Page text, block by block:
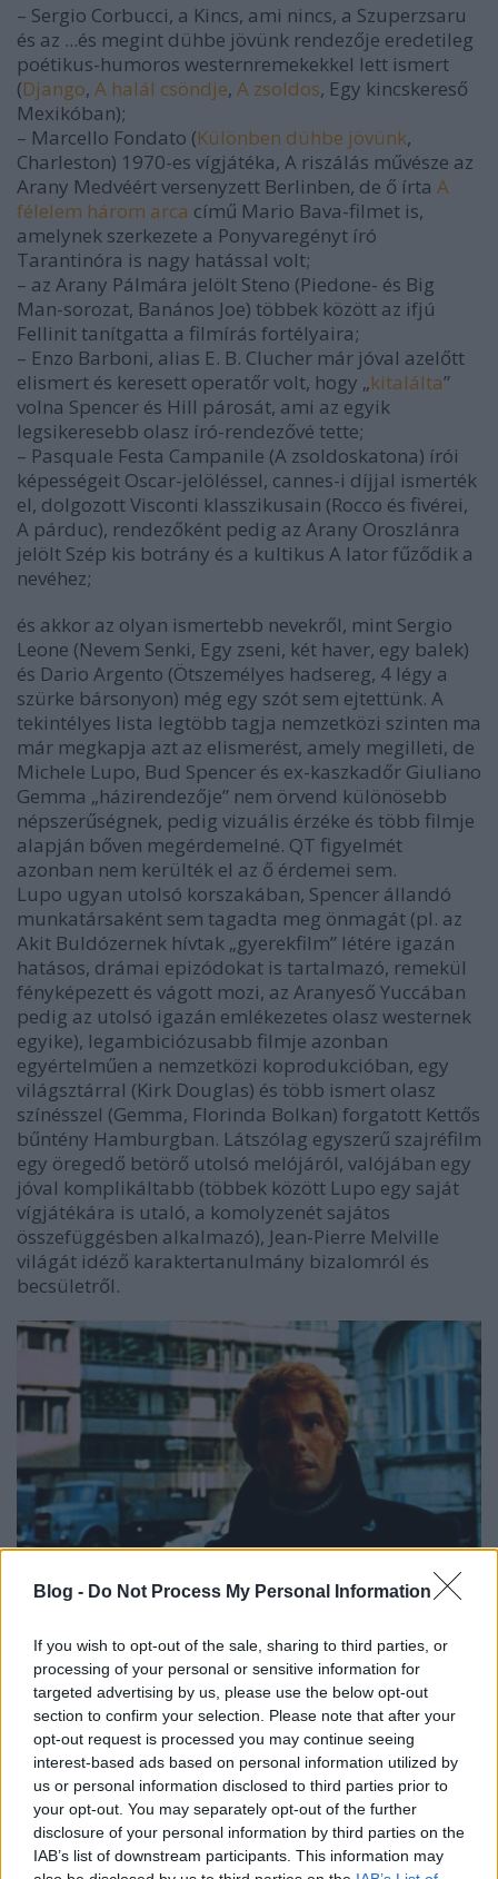
Blog - Do Not Process My Personal Information
If you wish to opt-out of the sale, sharing to third parties, or
processing of your personal or sensitive information for
targeted advertising by us, please use the below opt-out
section to confirm your selection. Please note that after your
opt-out request is processed you may continue seeing
interest-based ads based on personal information utilized by
us or personal information disclosed to third parties prior to
your opt-out. You may separately opt-out of the further
disclosure of your personal information by third parties on the
IAB’s list of downstream participants. This information may
– Sergio Corbucci, a Kincs, ami nincs, a Szuperzsaru
és az ...és megint dühbe jövünk rendezője eredetileg
poétikus-humoros westernremekekkel lett ismert
(Django, A halál csöndje, A zsoldos, Egy kincskereső
Mexikóban);
– Marcello Fondato (Különben dühbe jövünk,
Charleston) 1970-es vígjátéka, A riszálás művésze az
Arany Medvéért versenyzett Berlinben, de ő írta A
félelem három arca című Mario Bava-filmet is,
amelynek szerkezete a Ponyvaregényt író
Tarantinóra is nagy hatással volt;
– az Arany Pálmára jelölt Steno (Piedone- és Big
Man-sorozat, Banános Joe) többek között az ifjú
Fellinit tanítgatta a filmírás fortélyaira;
– Enzo Barboni, alias E. B. Clucher már jóval azelőtt
elismert és keresett operatőr volt, hogy „kitalálta”
volna Spencer és Hill párosát, ami az egyik
legsikeresebb olasz író-rendezővé tette;
– Pasquale Festa Campanile (A zsoldoskatona) írói
képességeit Oscar-jelöléssel, cannes-i díjjal ismerték
el, dolgozott Visconti klasszikusain (Rocco és fivérei,
A párduc), rendezőként pedig az Arany Oroszlánra
jelölt Szép kis botrány és a kultikus A latorfűződik a
nevéhez;
és akkor az olyan ismertebb nevekről, mint Sergio
Leone (Nevem Senki, Egy zseni, két haver, egy balek)
és Dario Argento (Ötszemélyes hadsereg, 4 légy a
szürke bársonyon) még egy szót sem ejtettünk. A
tekintélyes lista legtöbb tagja nemzetközi szinten ma
már megkapja azt az elismerést, amely megilleti, de
Michele Lupo, Bud Spencer és ex-kaszkadőr Giuliano
Gemma „házirendezője” nem örvend különösebb
népszerűségnek, pedig vizuális érzéke és több filmje
alapján bőven megérdemelné. QT figyelmét
azonban nem kerülték el az ő érdemei sem.
Lupo ugyan utolsó korszakában, Spencer állandó
munkatársaként sem tagadta meg önmagát (pl. az
Akit Buldózernek hívtak „gyerekfilm” létére igazán
hatásos, drámai epizódokat is tartalmazó, remekül
fényképezett és vágott mozi, az Aranyeső Yuccában
pedig az utolsó igazán emlékezetes olasz westernek
egyike), legambiciózusabb filmje azonban
egyértelműen a nemzetközi koprodukcióban, egy
világsztárral (Kirk Douglas) és több ismert olasz
színésszel (Gemma, Florinda Bolkan) forgatott Kettős
bűntény Hamburgban. Látszólag egyszerű szajréfilm
egy öregedő betörő utolsó melójáról, valójában egy
jóval komplikáltabb (többek között Lupo egy saját
vígjátékára is utaló, a komolyzenét sajátos
összefüggésben alkalmazó), Jean-Pierre Melville
világát idéző karaktertanulmány bizalomról és
becsületről.
Egy táska rejtélyes fényei–Miről szól?
töltött év után végül kiengedik. Elvileg két út áll
előtte: vagy elfogadja a kártalanítás gyanánt
felajánlott nagy melót a korábbi megbízóitól, vagy
kiszáll, ahogy ifjú kedvese, Anna szeretné. Egyik
lehetőség sem túl vonzó a számára (volt főnöke
verőemberrel próbálja jobb belátásra bírni, a
visszavonuláshoz egyszerűen nem fűlik a foga),
úgyhogy rafinált játékba kezd, amivel elvileg
egyesítheti a lehetséges előnyöket. Körmönfont